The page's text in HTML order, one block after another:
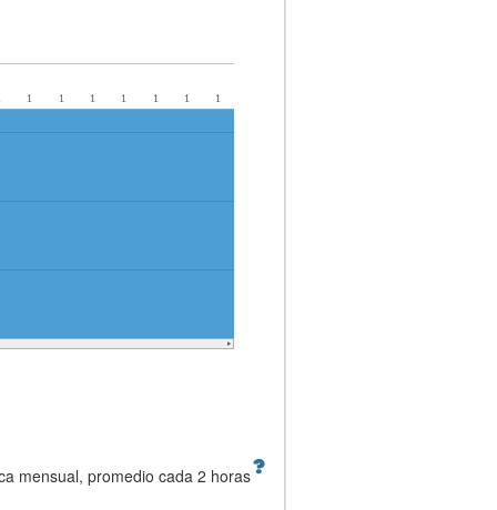
1 1 1 1 1 1 1
mensual, promedio cada 2 horas